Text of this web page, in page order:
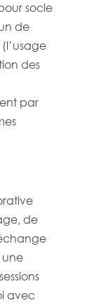
socle
de
des
par
de
avec